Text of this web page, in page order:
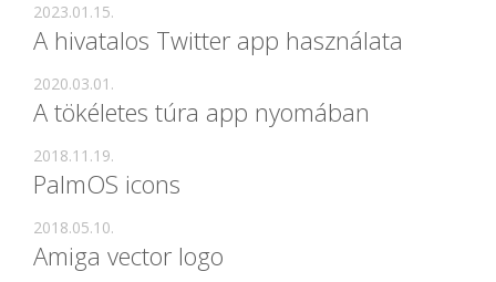
A hivatalos Twitter app használata
2023.01.15.
A tökéletes túra app nyomában
2020.03.01.
PalmOS icons
2018.11.19.
Amiga vector logo
2018.05.10.